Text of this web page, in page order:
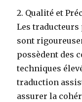
2. Qualité et
Les
sont
possèdent des
techniques
traduction
assurer la